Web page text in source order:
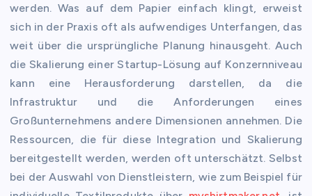
werden. Was auf dem Papier einfach klingt, erweist
sich in der Praxis oft als aufwendiges Unterfangen, das
weit über die ursprüngliche Planung hinausgeht. Auch
die Skalierung einer Startup-Lösung auf Konzernniveau
kann eine Herausforderung darstellen, da die
Infrastruktur und die Anforderungen eines
Großunternehmens andere Dimensionen annehmen. Die
Ressourcen, die für diese Integration und Skalierung
bereitgestellt werden, werden oft unterschätzt. Selbst
bei der Auswahl von Dienstleistern, wie zum Beispiel für